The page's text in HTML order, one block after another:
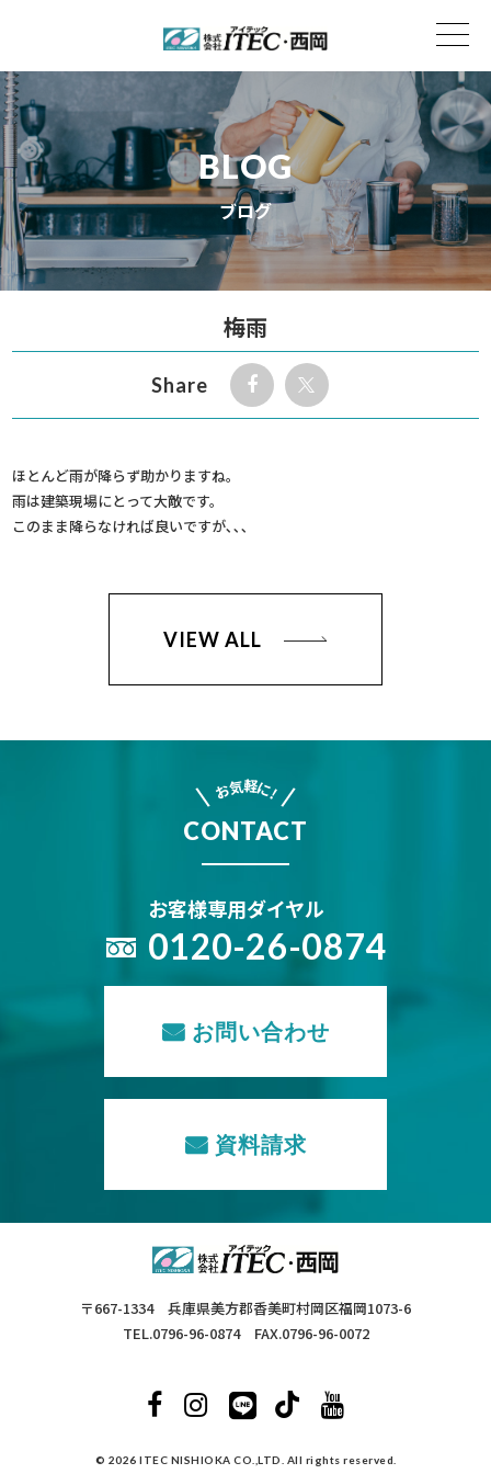
BLOG
ブログ
梅雨
Share
ほとんど雨が降らず助かりますね。
雨は建築現場にとって大敵です。
このまま降らなければ良いですが､､､
VIEW ALL
お気軽に
!
CONTACT
お客様専用ダイヤル
0120-26-0874
お問い合わせ
資料請求
〒667-1334 兵庫県美方郡香美町村岡区福岡1073-6
TEL.0796-96-0874 FAX.0796-96-0072
© 2026 ITEC NISHIOKA CO.,LTD. All rights reserved.